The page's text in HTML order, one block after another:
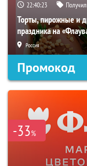
22:40:22
Торты, пирожные и
праздника на
Россия
Промокод
-33%